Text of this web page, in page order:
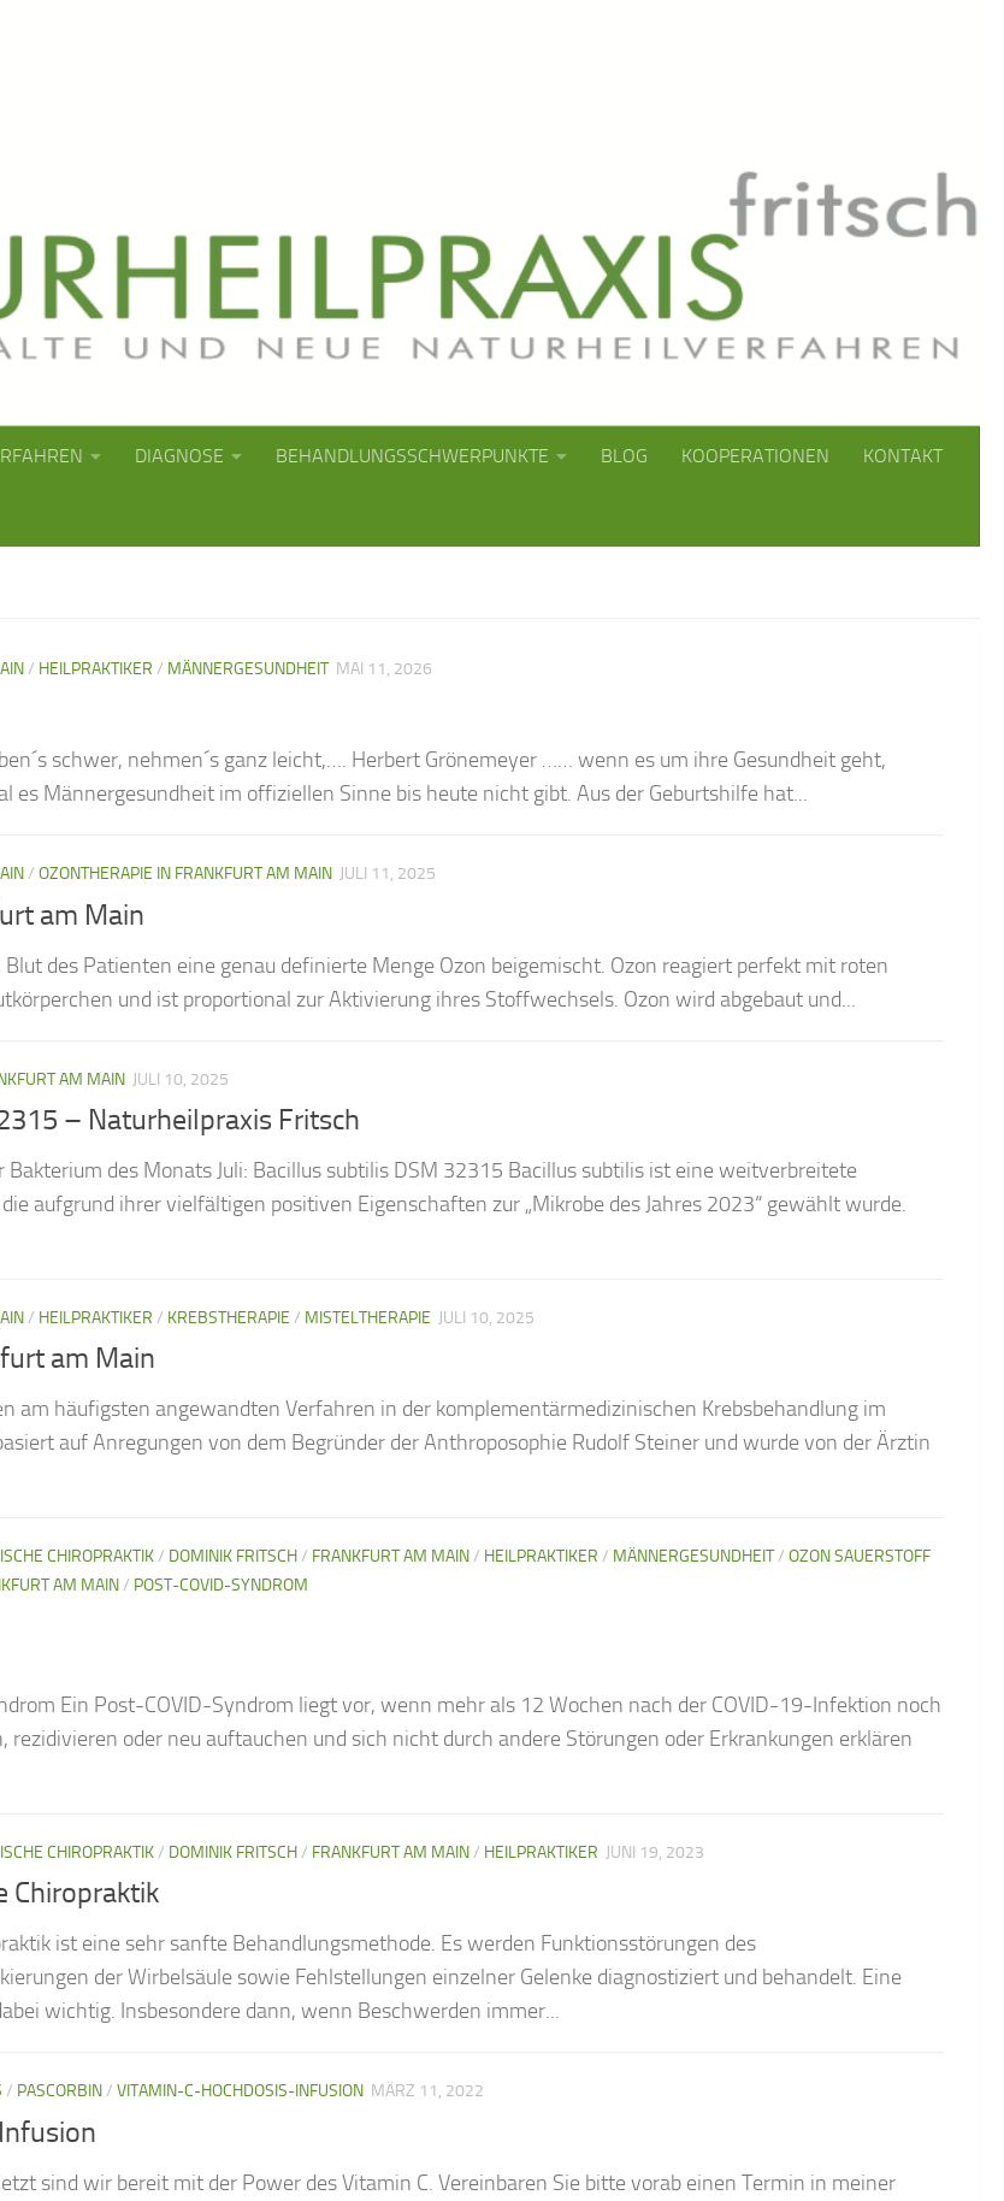
DIAGNOSE BEHANDLUNGSSCHWERPUNKTE BLOG KOOPERATIONEN KONTAKT
/ HEILPRAKTIKER / MÄNNERGESUNDHEIT MAI 11, 2026
schwer, nehmen´s ganz leicht,…. Herbert Grönemeyer …… wenn es um ihre Gesundheit geht,
es Männergesundheit im offiziellen Sinne bis heute nicht gibt. Aus der Geburtshilfe hat...
/ OZONTHERAPIE IN FRANKFURT AM MAIN JULI 11, 2025
am Main
des Patienten eine genau definierte Menge Ozon beigemischt. Ozon reagiert perfekt mit roten
und ist proportional zur Aktivierung ihres Stoffwechsels. Ozon wird abgebaut und...
AM MAIN JULI 10, 2025
– Naturheilpraxis Fritsch
Bakterium des Monats Juli: Bacillus subtilis DSM 32315 Bacillus subtilis ist eine weitverbreitete
aufgrund ihrer vielfältigen positiven Eigenschaften zur „Mikrobe des Jahres 2023“ gewählt wurde.
/ HEILPRAKTIKER / KREBSTHERAPIE / MISTELTHERAPIE JULI 10, 2025
am Main
am häufigsten angewandten Verfahren in der komplementärmedizinischen Krebsbehandlung im
auf Anregungen von dem Begründer der Anthroposophie Rudolf Steiner und wurde von der Ärztin
CHIROPRAKTIK/ DOMINIK FRITSCH/ FRANKFURT AM MAIN/ HEILPRAKTIKER / MÄNNERGESUNDHEIT/ OZON SAUERSTOFF
AM MAIN/ POST-COVID-SYNDROM
Ein Post-COVID-Syndrom liegt vor, wenn mehr als 12 Wochen nach der COVID-19-Infektion noch
oder neu auftauchen und sich nicht durch andere Störungen oder Erkrankungen erklären
CHIROPRAKTIK/ DOMINIK FRITSCH/ FRANKFURT AM MAIN/ HEILPRAKTIKER JUNI 19, 2023
Chiropraktik
ist eine sehr sanfte Behandlungsmethode. Es werden Funktionsstörungen des
der Wirbelsäule sowie Fehlstellungen einzelner Gelenke diagnostiziert und behandelt. Eine
wichtig. Insbesondere dann, wenn Beschwerden immer...
/ PASCORBIN/ VITAMIN-C-HOCHDOSIS-INFUSION MÄRZ 11, 2022
sind wir bereit mit der Power des Vitamin C. Vereinbaren Sie bitte vorab einen Termin in meiner